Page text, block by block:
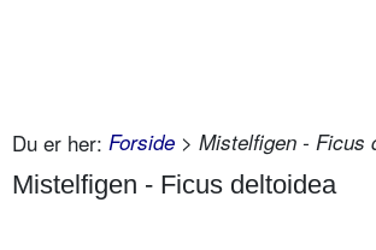
Du er her: Forside > Mistelfigen - Ficus
Mistelfigen - Ficus deltoidea